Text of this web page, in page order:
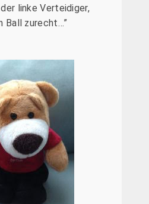
der linke Verteidiger,
Ball zurecht…”